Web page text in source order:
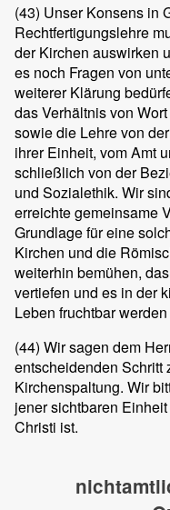
(43) Unser Konsens in
Rechtfertigungslehre
der Kirchen auswirken
es noch Fragen von
weiterer Klärung
das Verhältnis von
sowie die Lehre von
ihrer Einheit, vom Amt
schließlich von der
und Sozialethik. Wir
erreichte gemeinsame
Grundlage für eine
Kirchen und die
weiterhin bemühen,
vertiefen und es in der
Leben fruchtbar
(44) Wir sagen dem
entscheidenden Schritt
Kirchenspaltung. Wir
jener sichtbaren
Christi ist.